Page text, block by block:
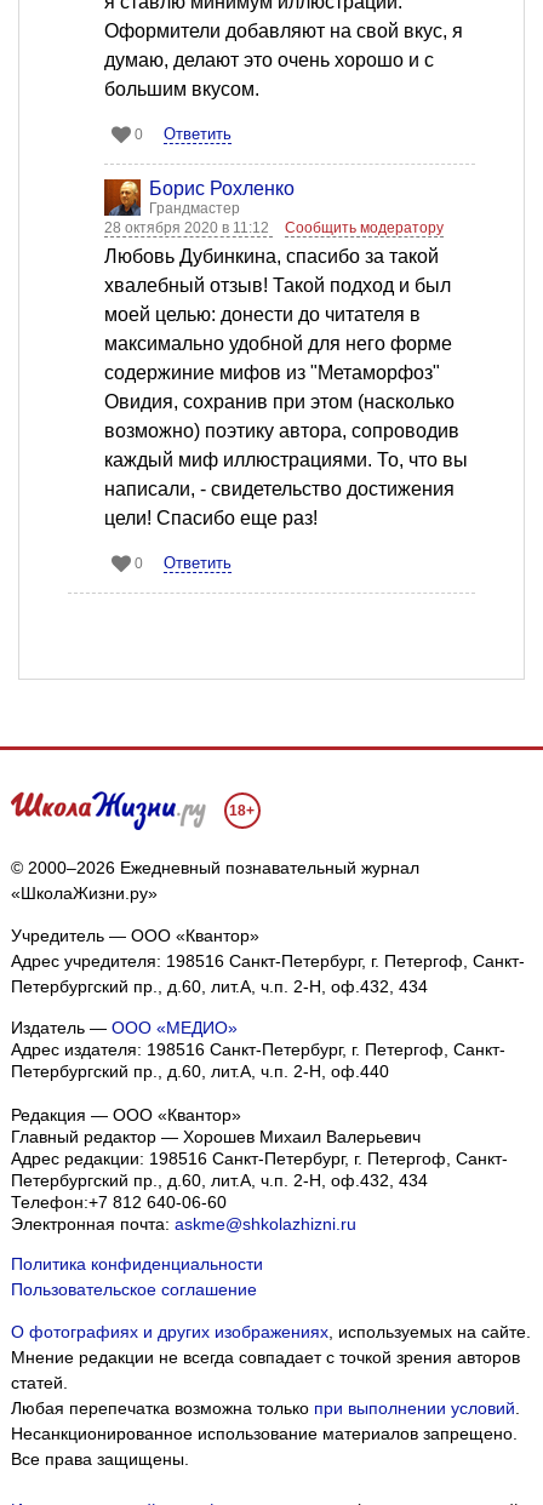
Оформители добавляют на свой вкус, я
думаю, делают это очень хорошо и с
большим вкусом.
0 Ответить
Борис Рохленко
Грандмастер
28 октября 2020 в 11:12
Сообщить модератору
Любовь Дубинкина, спасибо за такой
хвалебный отзыв! Такой подход и был
моей целью: донести до читателя в
максимально удобной для него форме
содержиние мифов из "Метаморфоз"
Овидия, сохранив при этом (насколько
возможно) поэтику автора, сопроводив
каждый миф иллюстрациями. То, что вы
написали, - свидетельство достижения
цели! Спасибо еще раз!
0 Ответить
18+
© 2000–2026 Ежедневный познавательный журнал
«ШколаЖизни.ру»
Учредитель — ООО «Квантор»
Адрес учредителя: 198516 Санкт-Петербург, г. Петергоф, Санкт-
Петербургский пр., д.60, лит.А, ч.п. 2-Н, оф.432, 434
Издатель — ООО «МЕДИО»
Адрес издателя: 198516 Санкт-Петербург, г. Петергоф, Санкт-
Петербургский пр., д.60, лит.А, ч.п. 2-Н, оф.440
Редакция — ООО «Квантор»
Главный редактор — Хорошев Михаил Валерьевич
Адрес редакции: 198516 Санкт-Петербург, г. Петергоф, Санкт-
Петербургский пр., д.60, лит.А, ч.п. 2-Н, оф.432, 434
Телефон:+7 812 640-06-60
Электронная почта: askme@shkolazhizni.ru
Политика конфиденциальности
Пользовательское соглашение
О фотографиях и других изображениях, используемых на сайте.
Мнение редакции не всегда совпадает с точкой зрения авторов
статей.
Любая перепечатка возможна только при выполнении условий.
Несанкционированное использование материалов запрещено.
Все права защищены.